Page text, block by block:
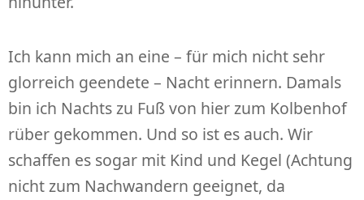
Ich kann mich an eine – für mich nicht sehr
glorreich geendete – Nacht erinnern. Damals
bin ich Nachts zu Fuß von hier zum Kolbenhof
rüber gekommen. Und so ist es auch. Wir
schaffen es sogar mit Kind und Kegel (Achtung
nicht zum Nachwandern geeignet, da